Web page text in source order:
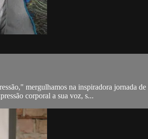
mergulhamos na inspiradora jornada
corporal a sua voz, s...